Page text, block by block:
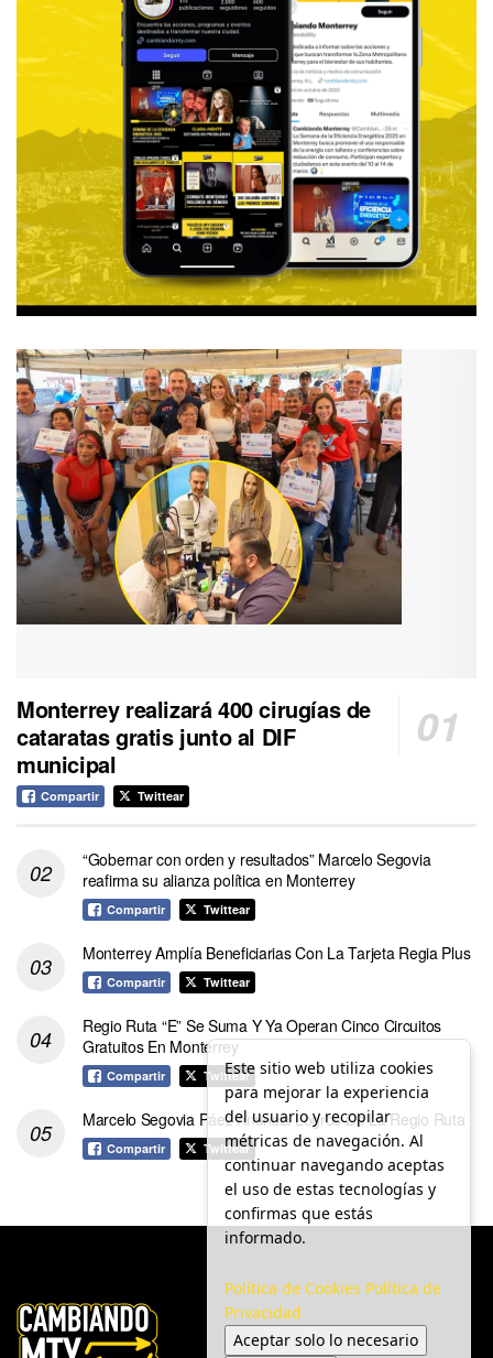
Monterrey realizará 400 cirugías de
cataratas gratis junto al DIF
municipal
Compartir Twittear
“Gobernar con orden y resultados” Marcelo Segovia
reafirma su alianza política en Monterrey
Compartir Twittear
Monterrey Amplía Beneficiarias Con La Tarjeta Regia Plus
Compartir Twittear
Regio Ruta “E” Se Suma Y Ya Operan Cinco Circuitos
Gratuitos En Monterrey
Compartir Twittear
Marcelo Segovia Páez Anuncia Logros De La Regio Ruta
Compartir Twittear
Este sitio web utiliza cookies
para mejorar la experiencia
del usuario y recopilar
métricas de navegación. Al
continuar navegando aceptas
el uso de estas tecnologías y
confirmas que estás
informado.
Política de Cookies Política de
Privacidad
Aceptar solo lo necesario